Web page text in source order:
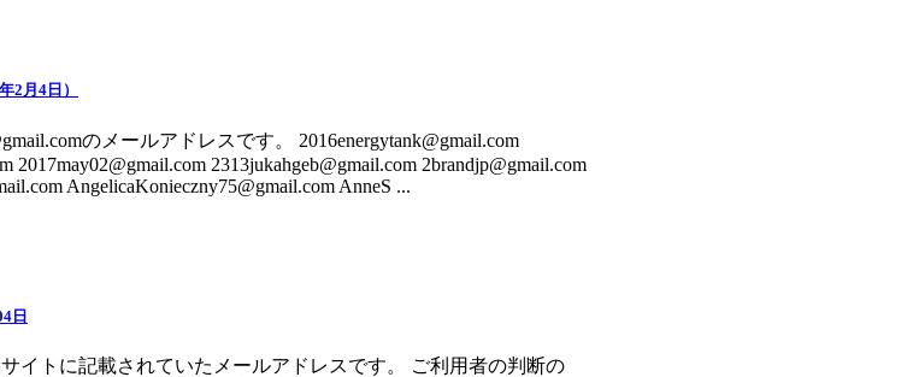
2月4日）
のメールアドレスです。 2016energytank@gmail.com
2017may02@gmail.com 2313jukahgeb@gmail.com 2brandjp@gmail.com
AngelicaKonieczny75@gmail.com AnneS ...
日
イトに記載されていたメールアドレスです。 ご利用者の判断の